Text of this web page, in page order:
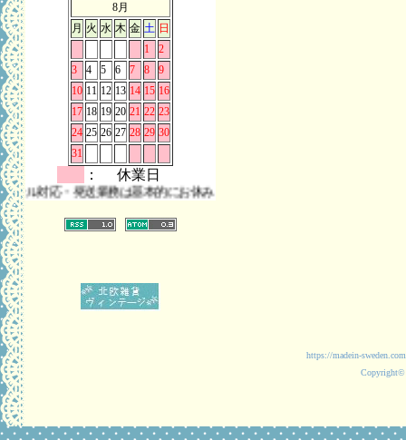
8月
月 火 水 木 金 土 日
1
2
3
4 5 6 7 8
9
10 11 12 13 14 15 16
17 18 19 20 21 22 23
24 25 26 27 28 29 30
31
： 休業日
・発送業務は基本的にお休みとさせていただきます。 また、お問い合
https://madein-
Copyright©